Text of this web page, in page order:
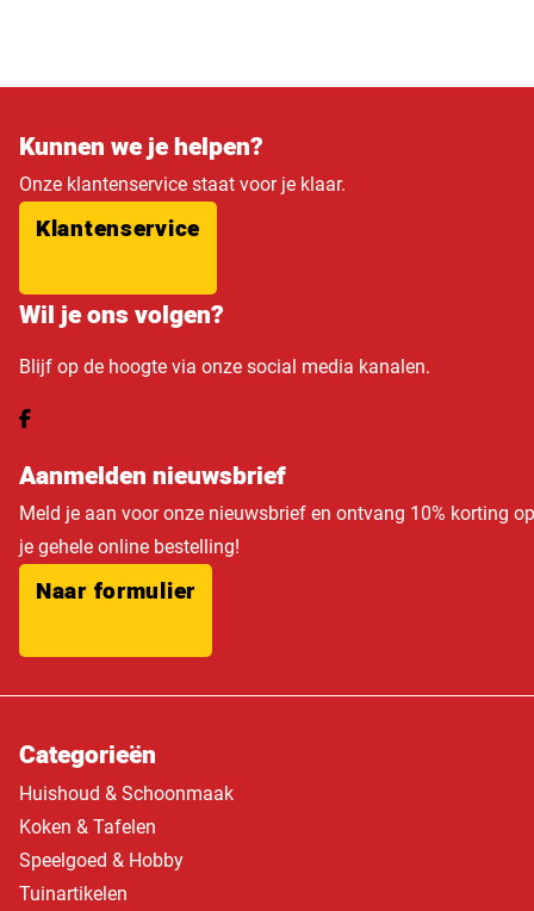
Kunnen we je helpen?
Onze klantenservice staat voor je klaar.
Klantenservice
Wil je ons volgen?
Blijf op de hoogte via onze social media kanalen.
Aanmelden nieuwsbrief
Meld je aan voor onze nieuwsbrief en ontvang 10% korting op
je gehele online bestelling!
Naar formulier
Categorieën
Huishoud & Schoonmaak
Koken & Tafelen
Speelgoed & Hobby
Tuinartikelen